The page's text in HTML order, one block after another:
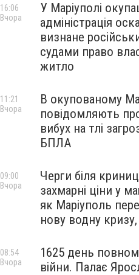
У Маріуполі
адміністрація
визнане
судами право
житло
16:06
Вчора
В окупованому
повідомляють
вибух на тлі
БПЛА
11:21
Вчора
Черги біля
захмарні ціни у
як Маріуполь
нову водну
09:00
Вчора
1625 день
війни. Палає
08:54
Вчора